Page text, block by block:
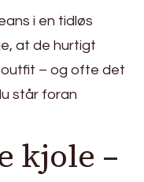
i en tidløs
at de hurtigt
– og ofte det
står foran
kjole –